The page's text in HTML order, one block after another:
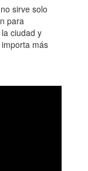
sirve solo
para
ciudad y
más